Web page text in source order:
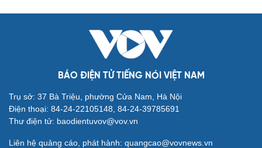
BÁO ĐIỆN TỬ TIẾNG NÓI VIỆT NAM
Trụ sở: 37 Bà Triệu, phường Cửa Nam, Hà Nội
Điện thoại: 84-24-22105148, 84-24-39785691
Thư điện tử: baodientuvov@vov.vn
Liên hệ quảng cáo, phát hành: quangcao@vovnews.vn